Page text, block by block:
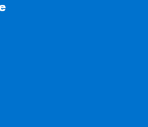
e a saúde em geral de jovens,
Saudável já treinou mais
Brasil, divulgando informações
de doenças crônicas não
de risco. Os educadores
seus conhecimentos para mais
de saúde, contribuindo
sustentáveis. O programa
de jovens por meio de
campanhas de conscientização.